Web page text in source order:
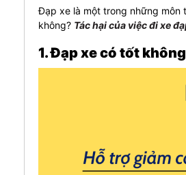
Đạp xe là một trong những môn
không? Tác hại của việc đi xe
1. Đạp xe có tốt